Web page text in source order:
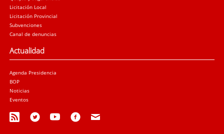
Licitación Local
Licitación Provincial
Subvenciones
Canal de denuncias
Actualidad
Agenda Presidencia
BOP
Noticias
Eventos